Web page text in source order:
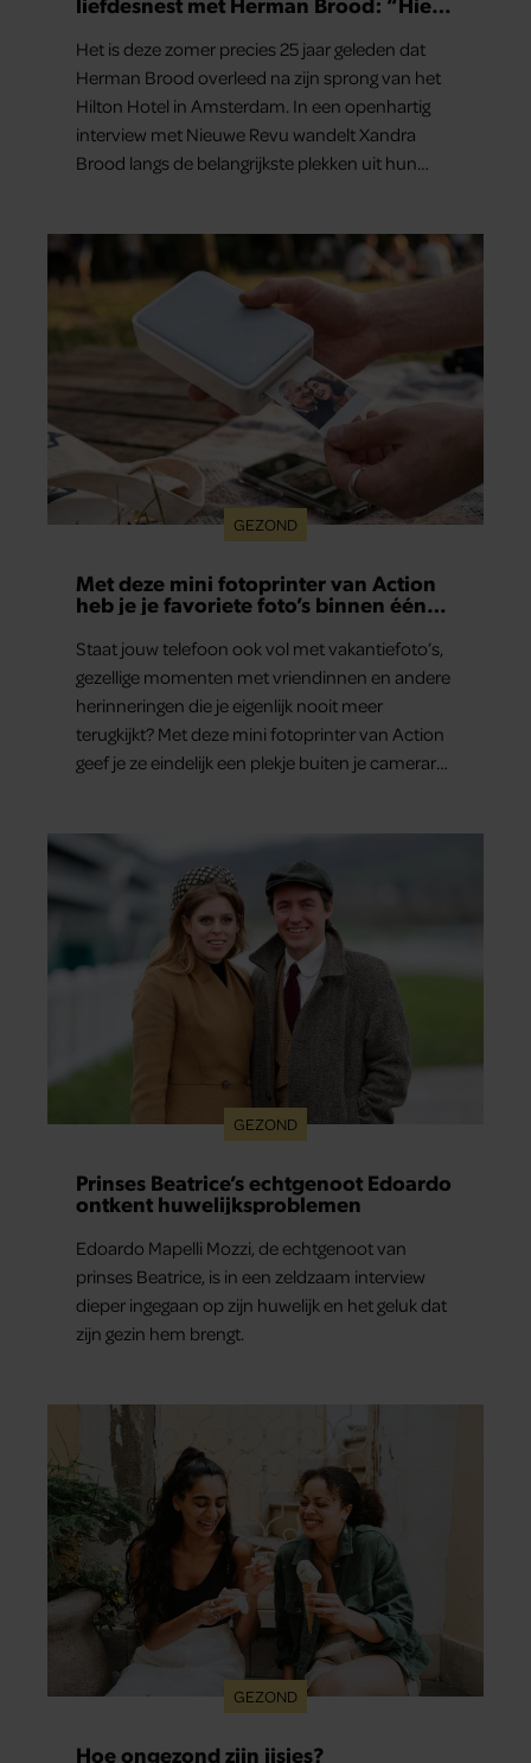
Het is deze zomer precies 25 jaar geleden dat
Herman Brood overleed na zijn sprong van het
Hilton Hotel in Amsterdam. In een openhartig
interview met Nieuwe Revu wandelt Xandra
Brood langs de belangrijkste plekken uit hun
aan herinneringen op. Daar begon hun leven
samen en werd dochter Lola geboren.
GEZOND
Met deze mini fotoprinter van Action
heb je je favoriete foto’s binnen één
Staat jouw telefoon ook vol met vakantiefoto’s,
gezellige momenten met vriendinnen en andere
herinneringen die je eigenlijk nooit meer
terugkijkt? Met deze mini fotoprinter van Action
geef je ze eindelijk een plekje buiten je camerarol.
GEZOND
Prinses Beatrice’s echtgenoot Edoardo
ontkent huwelijksproblemen
Edoardo Mapelli Mozzi, de echtgenoot van
prinses Beatrice, is in een zeldzaam interview
dieper ingegaan op zijn huwelijk en het geluk dat
zijn gezin hem brengt.
GEZOND
Hoe ongezond zijn ijsjes?